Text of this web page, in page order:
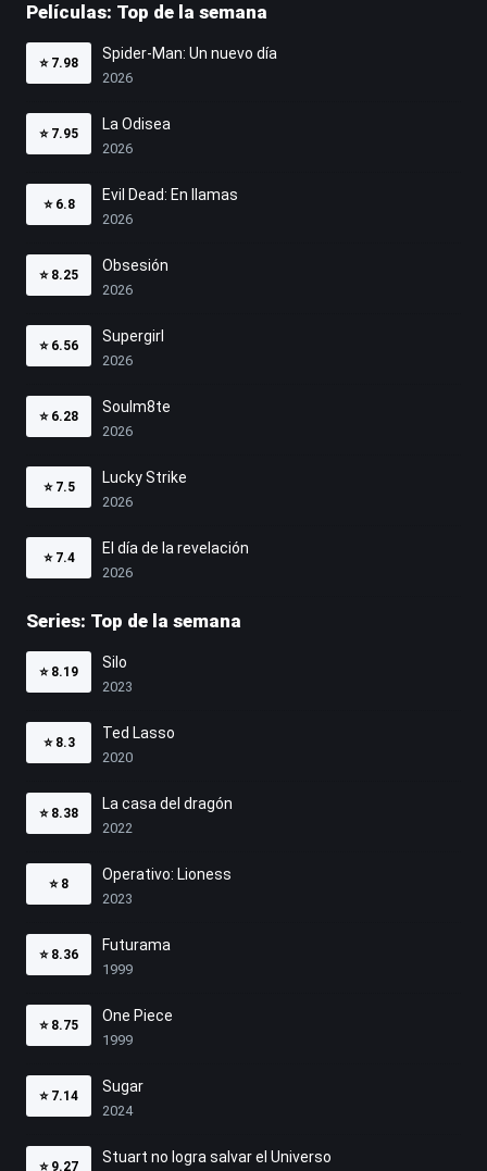
Películas: Top de la semana
⭐ 7.98
Spider-Man: Un nuevo día
2026
⭐ 7.95
La Odisea
2026
⭐ 6.8
Evil Dead: En llamas
2026
⭐ 8.25
Obsesión
2026
⭐ 6.56
Supergirl
2026
⭐ 6.28
Soulm8te
2026
⭐ 7.5
Lucky Strike
2026
⭐ 7.4
El día de la revelación
2026
Series: Top de la semana
⭐ 8.19
Silo
2023
⭐ 8.3
Ted Lasso
2020
⭐ 8.38
La casa del dragón
2022
⭐ 8
Operativo: Lioness
2023
⭐ 8.36
Futurama
1999
⭐ 8.75
One Piece
1999
⭐ 7.14
Sugar
2024
⭐ 9.27
Stuart no logra salvar el Universo